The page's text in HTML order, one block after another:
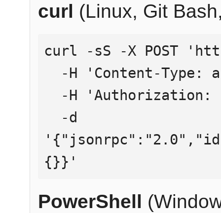
curl (Linux, Git
curl -sS -X POST
{}}'
PowerShell